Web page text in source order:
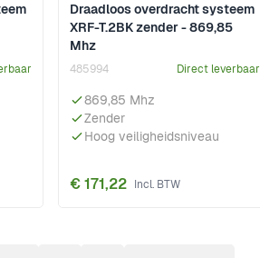
Draadloos overdracht systeem
XRF-T.2BK zender - 869,85
Mhz
485994 Direct leverbaar
869,85 Mhz
Zender
Hoog veiligheidsniveau
€ 171,22